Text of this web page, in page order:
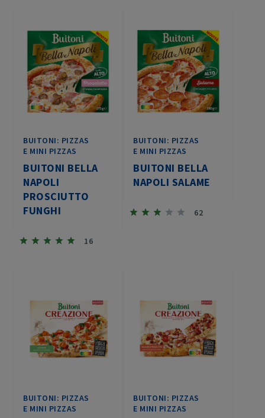
BUITONI: PIZZAS
E MINI PIZZAS
BUITONI BELLA
NAPOLI
PROSCIUTTO
FUNGHI
16
BUITONI: PIZZAS
E MINI PIZZAS
BUITONI BELLA
NAPOLI SALAME
62
BUITONI: PIZZAS
E MINI PIZZAS
BUITONI: PIZZAS
E MINI PIZZAS